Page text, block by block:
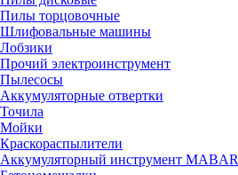
Пилы торцовочные
Шлифовальные машины
Лобзики
Прочий электроинструмент
Пылесосы
Аккумуляторные отвертки
Точила
Мойки
Краскораспылители
Аккумуляторный инструмент MABAR